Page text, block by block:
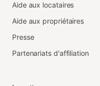
Aide aux locataires
Aide aux propriétaires
Presse
Partenariats d'affiliation